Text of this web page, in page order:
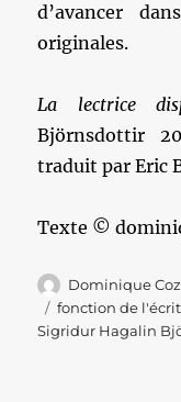
d’avancer
originales.
La lectrice
Björnsdottir
traduit par Eric
Texte ©
Auteur
Dominique
Étiquettes
fonction de l'écrit
Sigridur Hagalin